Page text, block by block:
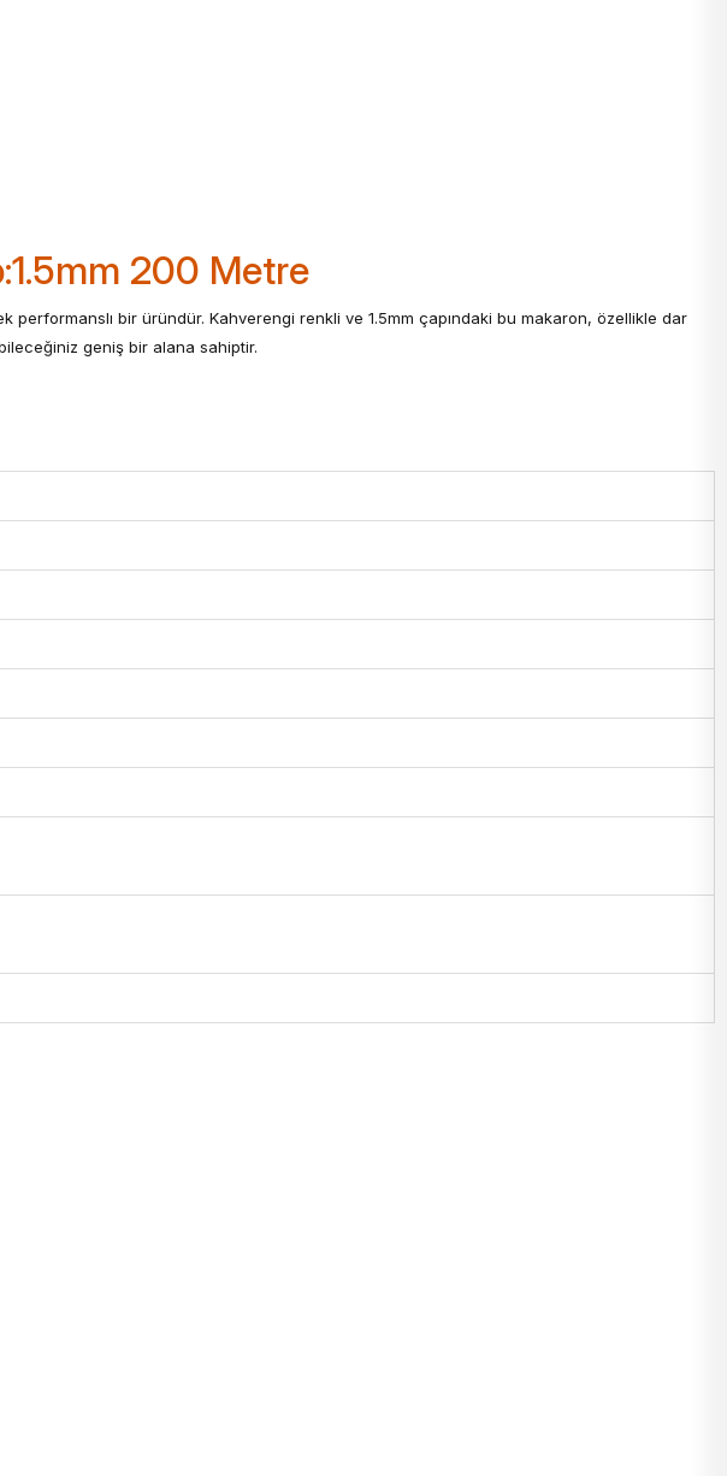
200 Metre
performanslı bir üründür. Kahverengi renkli ve 1.5mm çapındaki bu makaron, özellikle dar
geniş bir alana sahiptir.